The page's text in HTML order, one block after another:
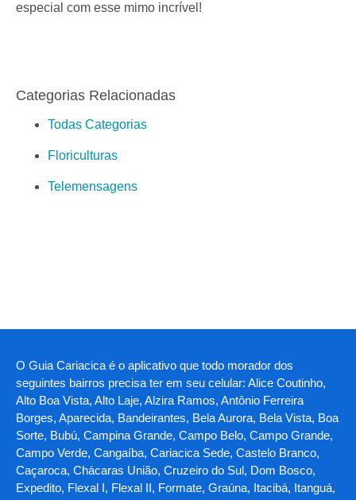
especial com esse mimo incrível!
Categorias Relacionadas
Todas Categorias
Floriculturas
Telemensagens
O Guia Cariacica é o aplicativo que todo morador dos
seguintes bairros precisa ter em seu celular: Alice Coutinho,
Alto Boa Vista, Alto Laje, Alzira Ramos, Antônio Ferreira
Borges, Aparecida, Bandeirantes, Bela Aurora, Bela Vista, Boa
Sorte, Bubú, Campina Grande, Campo Belo, Campo Grande,
Campo Verde, Cangaíba, Cariacica Sede, Castelo Branco,
Caçaroca, Chácaras União, Cruzeiro do Sul, Dom Bosco,
Expedito, Flexal I, Flexal II, Formate, Graúna, Itacibá, Itanguá,